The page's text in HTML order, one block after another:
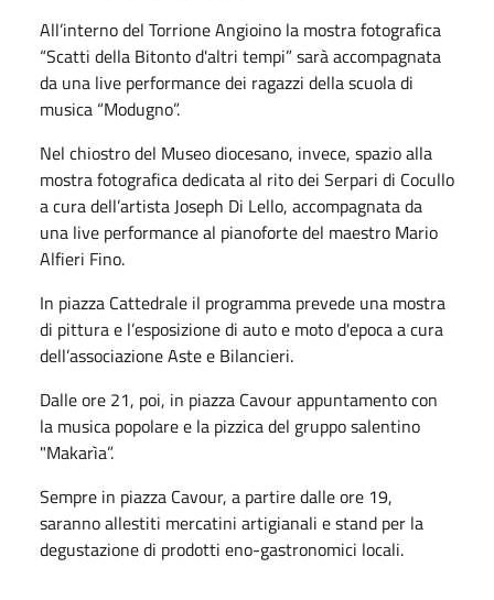
All’interno del Torrione Angioino la mostra fotografica
“Scatti della Bitonto d'altri tempi” sarà accompagnata
da una live performance dei ragazzi della scuola di
musica “Modugno”.
Nel chiostro del Museo diocesano, invece, spazio alla
mostra fotografica dedicata al rito dei Serpari di Cocullo
a cura dell’artista Joseph Di Lello, accompagnata da
una live performance al pianoforte del maestro Mario
Alfieri Fino.
In piazza Cattedrale il programma prevede una mostra
di pittura e l’esposizione di auto e moto d'epoca a cura
dell’associazione Aste e Bilancieri.
Dalle ore 21, poi, in piazza Cavour appuntamento con
la musica popolare e la pizzica del gruppo salentino
"Makarìa”.
Sempre in piazza Cavour, a partire dalle ore 19,
saranno allestiti mercatini artigianali e stand per la
degustazione di prodotti eno-gastronomici locali.